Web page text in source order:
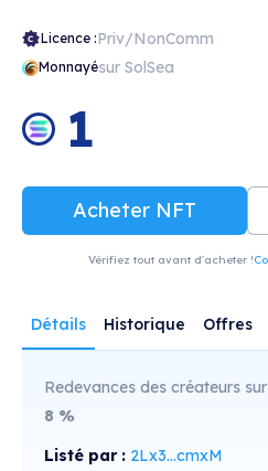
Licence :Priv/NonComm
Monnayésur SolSea
1
Acheter NFT
Vérifiez tout avant d'acheter !
Détails Historique Offres
Redevances des créateurs
8 %
Listé par : 2Lx3...cmxM